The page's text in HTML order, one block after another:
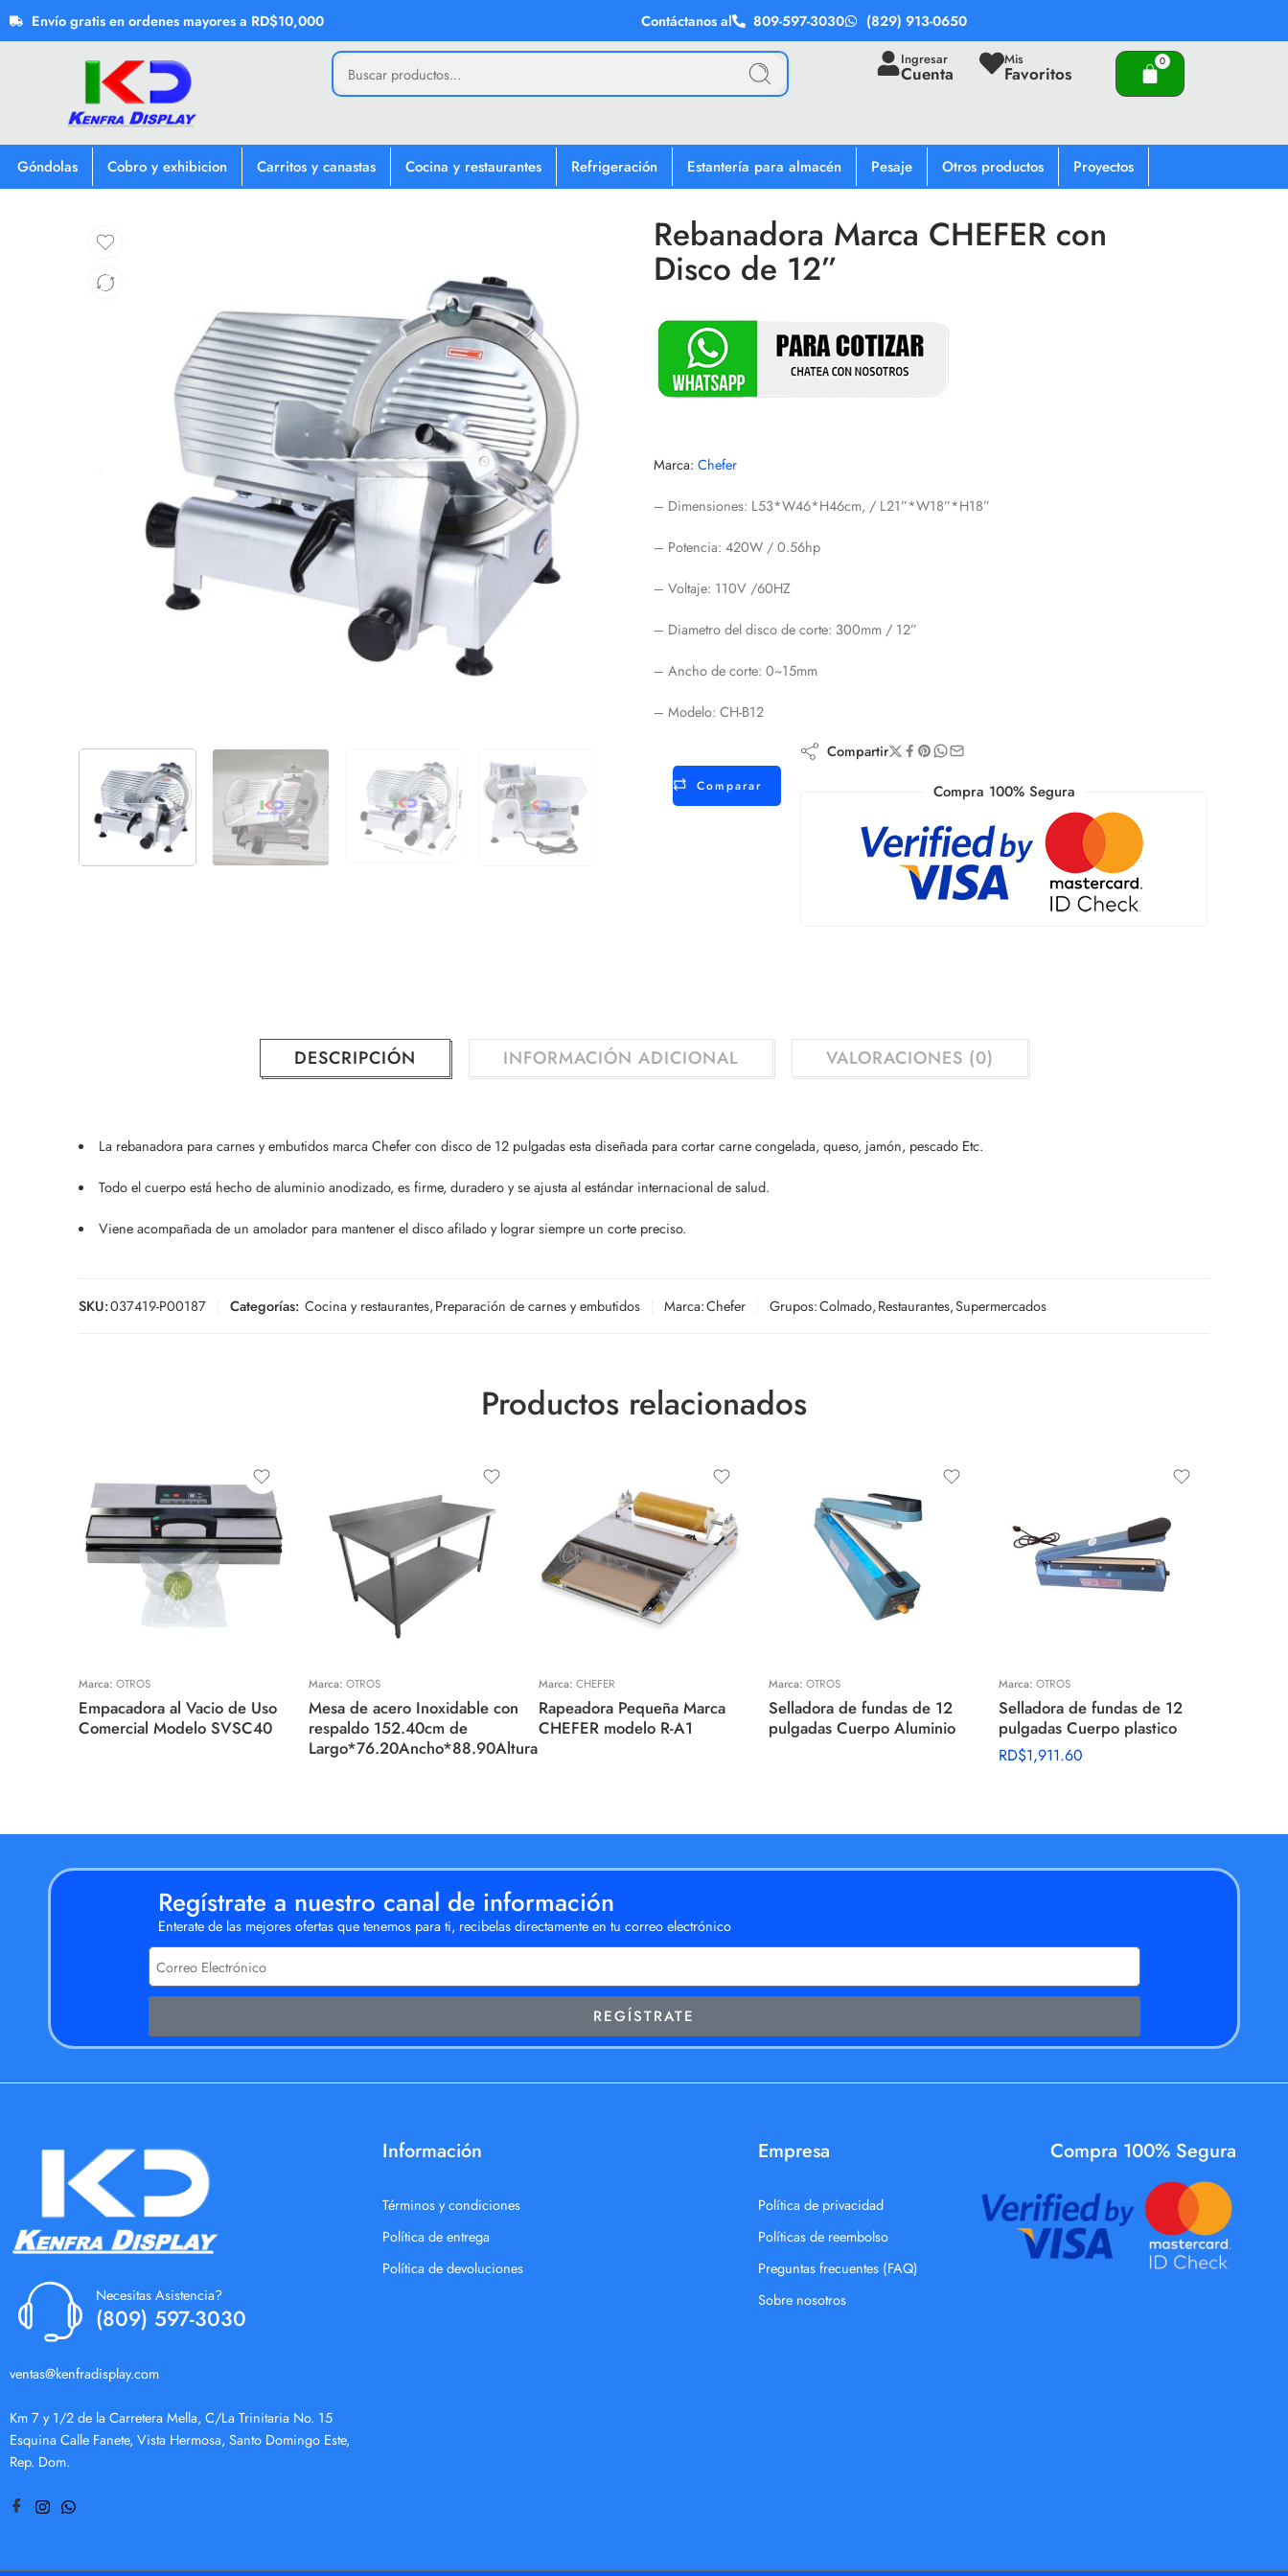
Envío gratis en ordenes mayores a RD$10,000 Contáctanos al 809-597-3030 (829) 913-0650
Ingresar
Cuenta
Mis
Favoritos
Góndolas Cobro y exhibicion Carritos y canastas Cocina y restaurantes Refrigeración Estantería para almacén Pesaje Otros productos Proyectos
Rebanadora Marca CHEFER con
Disco de 12”
Marca: Chefer
– Dimensiones: L53*W46*H46cm, / L21”*W18”*H18”
– Potencia: 420W / 0.56hp
– Voltaje: 110V /60HZ
– Diametro del disco de corte: 300mm / 12”
– Ancho de corte: 0~15mm
– Modelo: CH-B12
Comparar
Compartir
Compra 100% Segura
DESCRIPCIÓN INFORMACIÓN ADICIONAL VALORACIONES (0)
La rebanadora para carnes y embutidos marca Chefer con disco de 12 pulgadas esta diseñada para cortar carne congelada, queso, jamón, pescado Etc.
Todo el cuerpo está hecho de aluminio anodizado, es firme, duradero y se ajusta al estándar internacional de salud.
Viene acompañada de un amolador para mantener el disco afilado y lograr siempre un corte preciso.
SKU:037419-P00187 Categorías: Cocina y restaurantes,Preparación de carnes y embutidos Marca:Chefer Grupos:Colmado,Restaurantes,Supermercados
Productos relacionados
Marca: OTROS
Empacadora al Vacio de Uso
Comercial Modelo SVSC40
Marca: OTROS
Mesa de acero Inoxidable con
respaldo 152.40cm de
Largo*76.20Ancho*88.90Altura
Marca: CHEFER
Rapeadora Pequeña Marca
CHEFER modelo R-A1
Marca: OTROS
Selladora de fundas de 12
pulgadas Cuerpo Aluminio
Marca: OTROS
Selladora de fundas de 12
pulgadas Cuerpo plastico
RD$1,911.60
Regístrate a nuestro canal de información
Enterate de las mejores ofertas que tenemos para ti, recibelas directamente en tu correo electrónico
REGÍSTRATE
Necesitas Asistencia?
(809) 597-3030
ventas@kenfradisplay.com
Km 7 y 1/2 de la Carretera Mella, C/La Trinitaria No. 15
Esquina Calle Fanete, Vista Hermosa, Santo Domingo Este,
Rep. Dom.
Información
Términos y condiciones
Política de entrega
Política de devoluciones
Empresa
Política de privacidad
Políticas de reembolso
Preguntas frecuentes (FAQ)
Sobre nosotros
Compra 100% Segura